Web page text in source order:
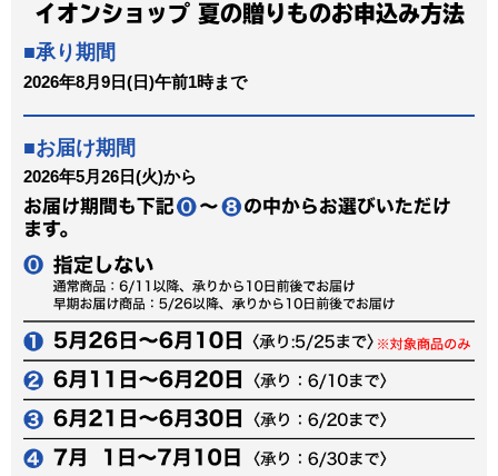
イオンショップ 夏の贈りものお申込み方法
承り期間
2026年8月9日(日)午前1時まで
お届け期間
2026年5月26日(火)から